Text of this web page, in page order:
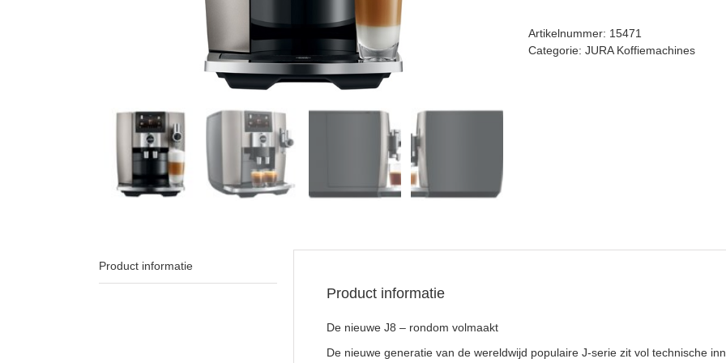
aantal
Artikelnummer: 15471
Categorie: JURA Koffiemachines
Product informatie
Product informatie
De nieuwe J8 – rondom volmaakt
De nieuwe generatie van de wereldwijd populaire J-serie zit vol technische